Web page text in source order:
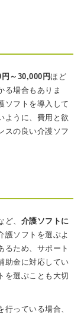
～30,000円ほど
る場合もありま
ソフトを導入して
ように、費用と欲
スの良い介護ソフ
、 介護ソフトに
護ソフトを選ぶよ
るため、サポート
助金に対応してい
を選ぶことも大切
っている場合、